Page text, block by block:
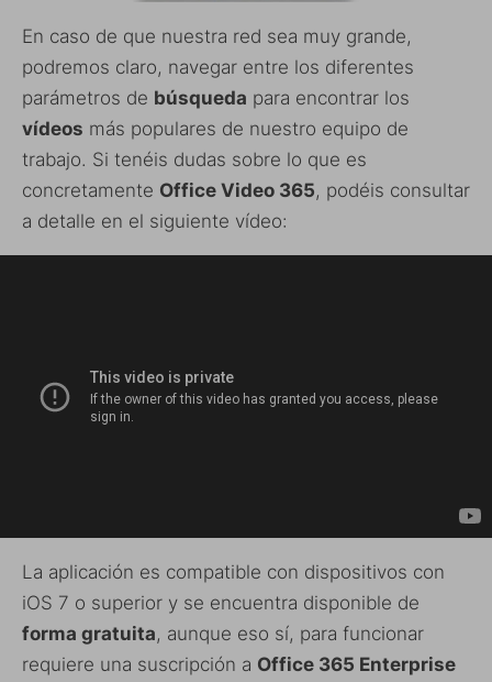
En caso de que nuestra red sea muy grande,
podremos claro, navegar entre los diferentes
parámetros de búsqueda para encontrar los
vídeos más populares de nuestro equipo de
trabajo. Si tenéis dudas sobre lo que es
concretamente Office Video 365, podéis consultar
a detalle en el siguiente vídeo:
La aplicación es compatible con dispositivos con
iOS 7 o superior y se encuentra disponible de
forma gratuita, aunque eso sí, para funcionar
requiere una suscripción a Office 365 Enterprise